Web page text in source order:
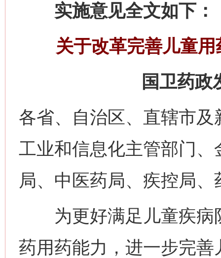
实施意见全文如下：
关于改革完善儿童
国卫药政
各省、自治区、直辖市
工业和信息化主管部门
局、中医药局、疾控局、
为更好满足儿童疾病
药用药能力，进一步完